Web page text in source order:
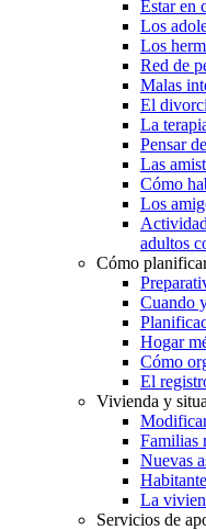
Estar en
Los
Los
Red de
Malas
El
La
Pensar
Las
Cómo
Los
adultos
Cómo
Cuando
Hogar
Cómo
El
Vivienda y
Familias
Nuevas
La
Servicios de